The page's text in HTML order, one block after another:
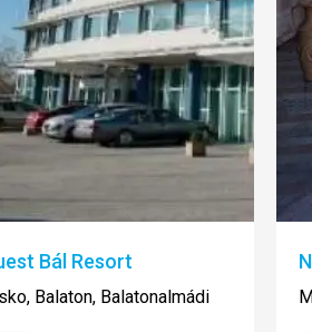
Bál Resort
Balaton, Balatonalmádi